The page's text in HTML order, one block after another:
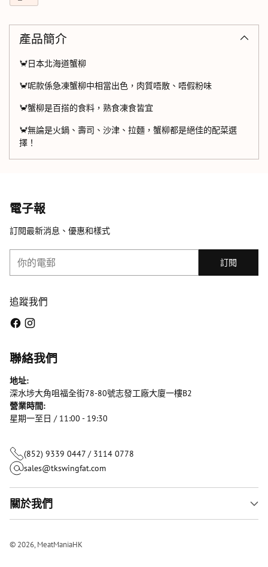
在
產品簡介
🦀日本北海道蟹柳
🦀呢款係急凍蟹柳中相當出色，肉質唔散、唔假粉味
🦀蟹柳是百搭的食料，熟食凍食皆宜
🦀無論是火鍋、壽司、沙津、拉麵，蟹柳都是絕佳的配菜選
擇！
電子報
訂閱最新消息、優惠和樣式
訂閱
追蹤我們
聯絡我們
地址:
深水埗大角咀福全街78-80號志發工廠大廈一樓B2
營業時間:
星期一至日 / 11:00 - 19:30
(852) 9339 0447 / 3114 0778
sales@tkswingfat.com
關於我們
© 2026, MeatManiaHK